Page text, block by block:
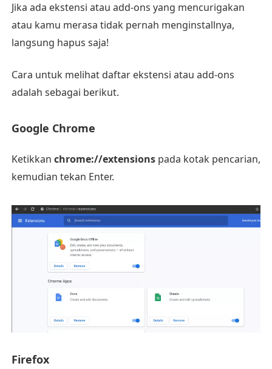
Jika ada ekstensi atau add-ons yang mencurigakan
atau kamu merasa tidak pernah menginstallnya,
langsung hapus saja!
Cara untuk melihat daftar ekstensi atau add-ons
adalah sebagai berikut.
Google Chrome
Ketikkan chrome://extensionspada kotak pencarian,
kemudian tekan Enter.
Firefox